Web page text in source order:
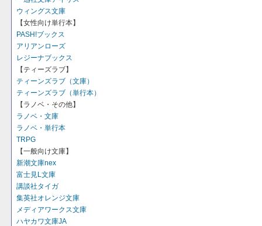
ウィングス文庫
【女性向け単行本】
PASH!ブックス
アリアンローズ
レジーナブックス
【ティーズラブ】
ティーンズラブ（文庫）
ティーンズラブ（単行本）
【ラノベ・その他】
ラノベ・文庫
ラノベ・単行本
TRPG
【一般向け文庫】
新潮文庫nex
富士見L文庫
講談社タイガ
集英社オレンジ文庫
メディアワークス文庫
ハヤカワ文庫JA